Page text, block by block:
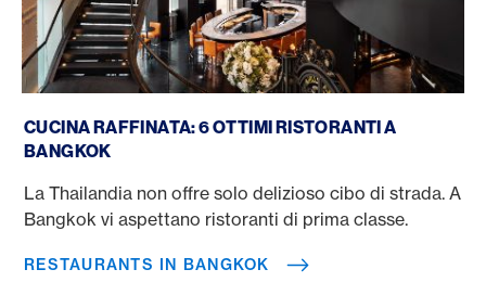
CUCINA RAFFINATA: 6 OTTIMI RISTORANTI A
BANGKOK
La Thailandia non offre solo delizioso cibo di strada. A
Bangkok vi aspettano ristoranti di prima classe.
RESTAURANTS IN BANGKOK